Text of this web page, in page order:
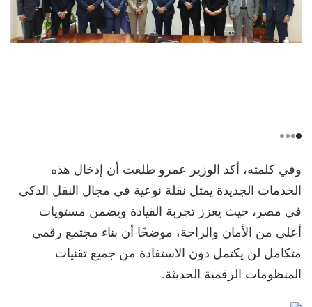
وفي كلمته، أكد الوزير عمرو طلعت أن إدخال هذه
الخدمات الجديدة يمثل نقلة نوعية في مجال النقل الذكي
في مصر، حيث يعزز تجربة القيادة ويضمن مستويات
أعلى من الأمان والراحة، موضحًا أن بناء مجتمع رقمي
متكامل لن يكتمل دون الاستفادة من جميع تقنيات
المنظومات الرقمية الحديثة.